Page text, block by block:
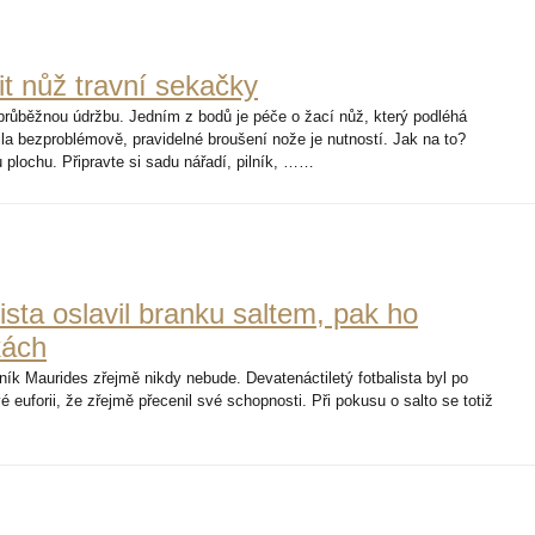
nůž travní sekačky
údržbu. Jedním z bodů je péče o žací nůž, který podléhá
bezproblémově, pravidelné broušení nože je nutností. Jak na to?
plochu. Připravte si sadu nářadí, pilník, ……
oslavil branku saltem, pak ho
Maurides zřejmě nikdy nebude. Devatenáctiletý fotbalista byl po
euforii, že zřejmě přecenil své schopnosti. Při pokusu o salto se totiž